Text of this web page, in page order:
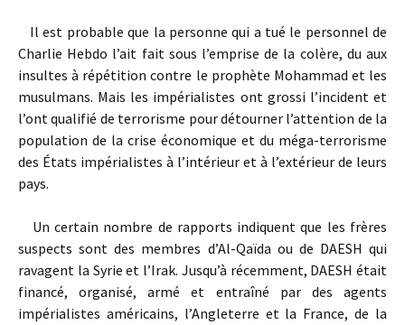
Il est probable que la personne qui a tué le personnel de
Charlie Hebdo l’ait fait sous l’emprise de la colère, du aux
insultes à répétition contre le prophète Mohammad et les
musulmans. Mais les impérialistes ont grossi l’incident et
l’ont qualifié de terrorisme pour détourner l’attention de la
population de la crise économique et du méga-terrorisme
des États impérialistes à l’intérieur et à l’extérieur de leurs
pays.
Un certain nombre de rapports indiquent que les frères
suspects sont des membres d’Al-Qaïda ou de DAESH qui
ravagent la Syrie et l’Irak. Jusqu’à récemment, DAESH était
financé, organisé, armé et entraîné par des agents
impérialistes américains, l’Angleterre et la France, de la